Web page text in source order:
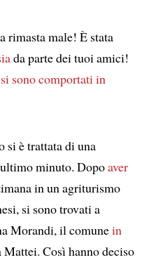
rimasta male! È stata
da parte dei tuoi amici!
si sono comportati in
è trattata di una
minuto. Dopoaver
in un agriturismo
si sono trovati a
Morandi, il comunein
Così hanno deciso